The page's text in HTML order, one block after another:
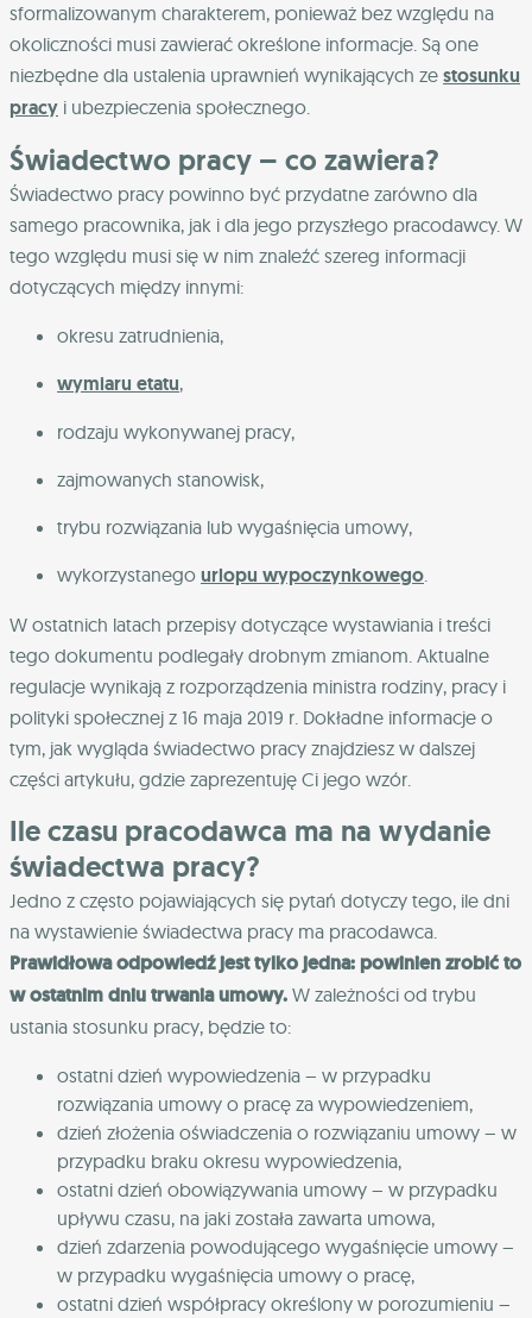
sformalizowanym charakterem, ponieważ bez względu na
okoliczności musi zawierać określone informacje. Są one
niezbędne dla ustalenia uprawnień wynikających ze stosunku
pracy i ubezpieczenia społecznego.
Świadectwo pracy – co zawiera?
Świadectwo pracy powinno być przydatne zarówno dla
samego pracownika, jak i dla jego przyszłego pracodawcy. W
tego względu musi się w nim znaleźć szereg informacji
dotyczących między innymi:
okresu zatrudnienia,
wymiaru etatu,
rodzaju wykonywanej pracy,
zajmowanych stanowisk,
trybu rozwiązania lub wygaśnięcia umowy,
wykorzystanego urlopu wypoczynkowego.
W ostatnich latach przepisy dotyczące wystawiania i treści
tego dokumentu podlegały drobnym zmianom. Aktualne
regulacje wynikają z rozporządzenia ministra rodziny, pracy i
polityki społecznej z 16 maja 2019 r. Dokładne informacje o
tym, jak wygląda świadectwo pracy znajdziesz w dalszej
części artykułu, gdzie zaprezentuję Ci jego wzór.
Ile czasu pracodawca ma na wydanie
świadectwa pracy?
Jedno z często pojawiających się pytań dotyczy tego, ile dni
na wystawienie świadectwa pracy ma pracodawca.
Prawidłowa odpowiedź jest tylko jedna: powinien zrobić to
w ostatnim dniu trwania umowy. W zależności od trybu
ustania stosunku pracy, będzie to:
ostatni dzień wypowiedzenia – w przypadku
rozwiązania umowy o pracę za wypowiedzeniem,
dzień złożenia oświadczenia o rozwiązaniu umowy – w
przypadku braku okresu wypowiedzenia,
ostatni dzień obowiązywania umowy – w przypadku
upływu czasu, na jaki została zawarta umowa,
dzień zdarzenia powodującego wygaśnięcie umowy –
w przypadku wygaśnięcia umowy o pracę,
ostatni dzień współpracy określony w porozumieniu –